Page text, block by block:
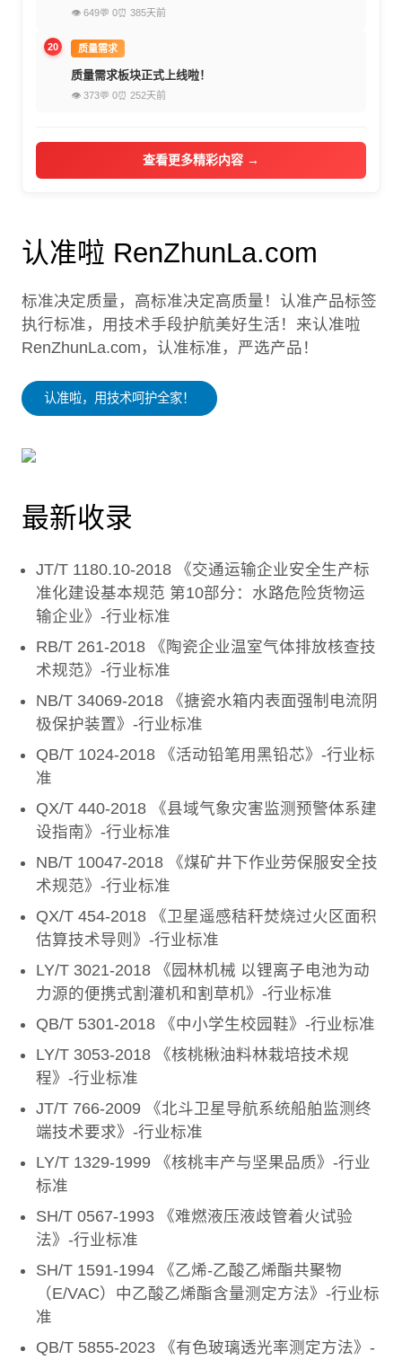
👁 649💬 0⏰ 385天前
20 质量需求
质量需求板块正式上线啦！
👁 373💬 0⏰ 252天前
查看更多精彩内容 →
认准啦 RenZhunLa.com
标准决定质量，高标准决定高质量！认准产品标签
执行标准，用技术手段护航美好生活！来认准啦
RenZhunLa.com，认准标准，严选产品！
认准啦，用技术呵护全家！
最新收录
JT/T 1180.10-2018 《交通运输企业安全生产标
准化建设基本规范 第10部分：水路危险货物运
输企业》-行业标准
RB/T 261-2018 《陶瓷企业温室气体排放核查技
术规范》-行业标准
NB/T 34069-2018 《搪瓷水箱内表面强制电流阴
极保护装置》-行业标准
QB/T 1024-2018 《活动铅笔用黑铅芯》-行业标
准
QX/T 440-2018 《县域气象灾害监测预警体系建
设指南》-行业标准
NB/T 10047-2018 《煤矿井下作业劳保服安全技
术规范》-行业标准
QX/T 454-2018 《卫星遥感秸秆焚烧过火区面积
估算技术导则》-行业标准
LY/T 3021-2018 《园林机械 以锂离子电池为动
力源的便携式割灌机和割草机》-行业标准
QB/T 5301-2018 《中小学生校园鞋》-行业标准
LY/T 3053-2018 《核桃楸油料林栽培技术规
程》-行业标准
JT/T 766-2009 《北斗卫星导航系统船舶监测终
端技术要求》-行业标准
LY/T 1329-1999 《核桃丰产与坚果品质》-行业
标准
SH/T 0567-1993 《难燃液压液歧管着火试验
法》-行业标准
SH/T 1591-1994 《乙烯-乙酸乙烯酯共聚物
（E/VAC）中乙酸乙烯酯含量测定方法》-行业标
准
QB/T 5855-2023 《有色玻璃透光率测定方法》-